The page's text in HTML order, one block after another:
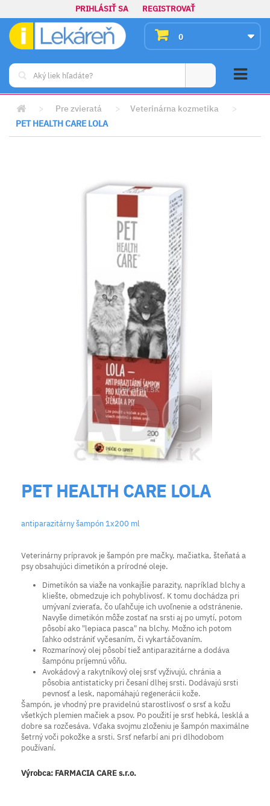
PRIHLÁSIŤ SA REGISTROVAŤ
0
> Pre zvieratá > Veterinárna kozmetika
>
PET HEALTH CARE LOLA
PET HEALTH CARE LOLA
antiparazitárny šampón 1x200 ml
Veterinárny prípravok je šampón pre mačky, mačiatka, šteňatá a
psy obsahujúci dimetikón a prírodné oleje.
Dimetikón sa viaže na vonkajšie parazity, napríklad blchy a
kliešte, obmedzuje ich pohyblivosť. K tomu dochádza pri
umývaní zvieraťa, čo uľahčuje ich uvoľnenie a odstránenie.
Navyše dimetikón môže zostať na srsti aj po umytí, potom
pôsobí ako "lepiaca pasca" na blchy. Možno ich potom
ľahko odstrániť vyčesaním, či vykartáčovaním.
Rozmarínový olej pôsobí tiež antiparazitárne a dodáva
šampónu príjemnú vôňu.
Avokádový a rakytníkový olej srsť vyživujú, chránia a
pôsobia antistaticky pri česaní dlhej srsti. Dodávajú srsti
pevnosť a lesk, napomáhajú regenerácii kože.
Šampón, je vhodný pre pravidelnú starostlivosť o srsť a kožu
všetkých plemien mačiek a psov. Po použití je srsť hebká, lesklá a
dobre sa rozčesáva. Vďaka svojmu zloženiu je šampón maximálne
šetrný voči pokožke a srsti. Srsť nefarbí ani pri dlhodobom
používaní.
Výrobca: FARMACIA CARE s.r.o.